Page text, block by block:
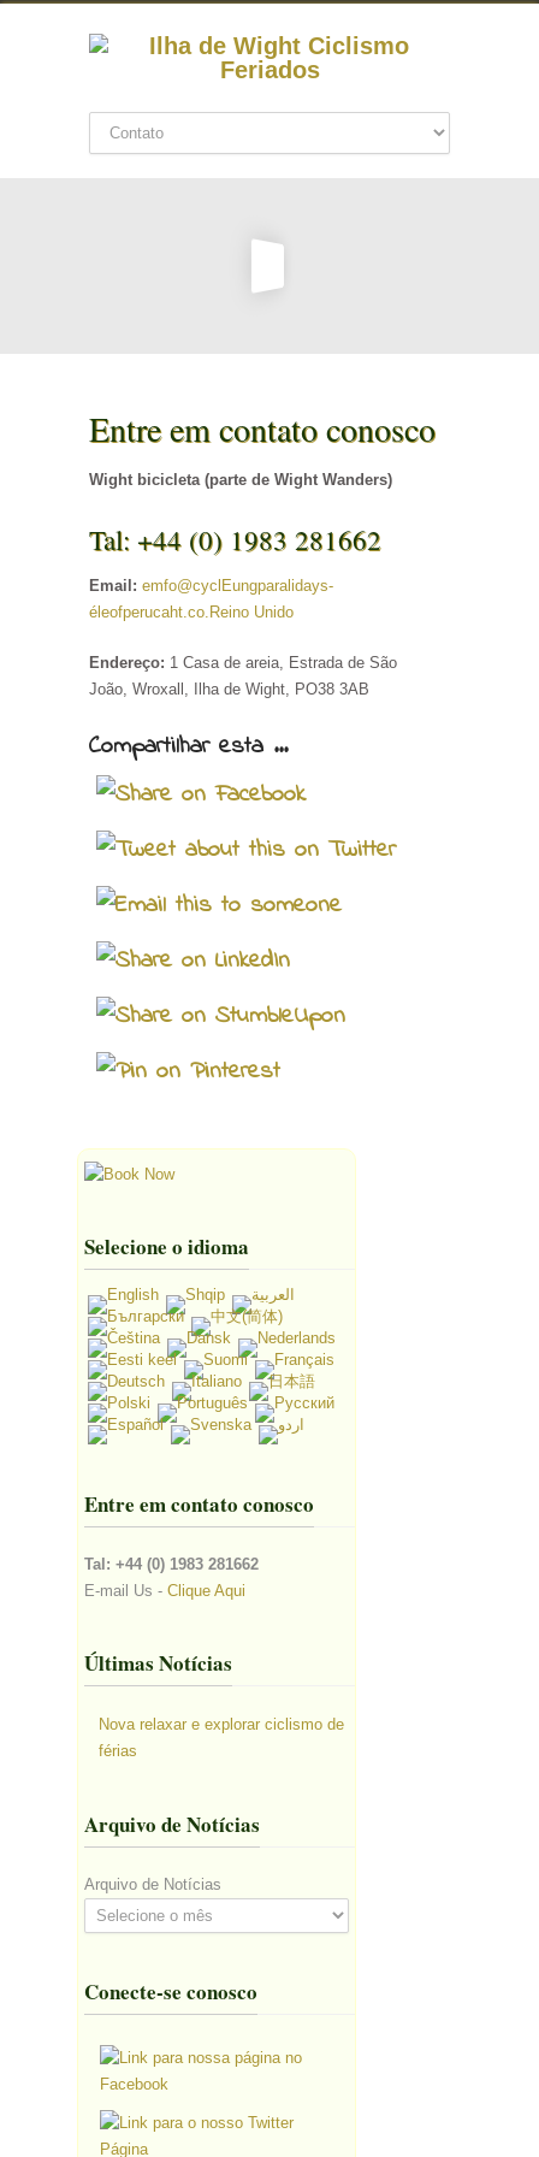
Entre em contato conosco
Wight bicicleta (parte de Wight Wanders)
Tal: +44 (0) 1983 281662
Email: emfo@cyclEungparalidays-
éleofperucaht.co.Reino Unido
Endereço: 1 Casa de areia, Estrada de São
João, Wroxall, Ilha de Wight, PO38 3AB
Compartilhar esta ...
Selecione o idioma
Entre em contato conosco
Tal: +44 (0) 1983 281662
E-mail Us - Clique Aqui
Últimas Notícias
Nova relaxar e explorar ciclismo de
férias
Arquivo de Notícias
Arquivo de Notícias
Conecte-se conosco